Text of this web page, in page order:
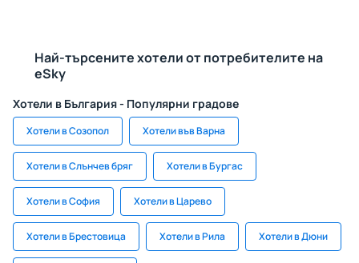
Най-търсените хотели от потребителите на
eSky
Хотели в България - Популярни градове
Хотели в Созопол Хотели във Варна
Хотели в Слънчев бряг Хотели в Бургас
Хотели в София Хотели в Царево
Хотели в Брестовица Хотели в Рила Хотели в Дюни